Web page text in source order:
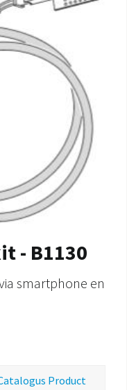
- B1130
smartphone en
Product